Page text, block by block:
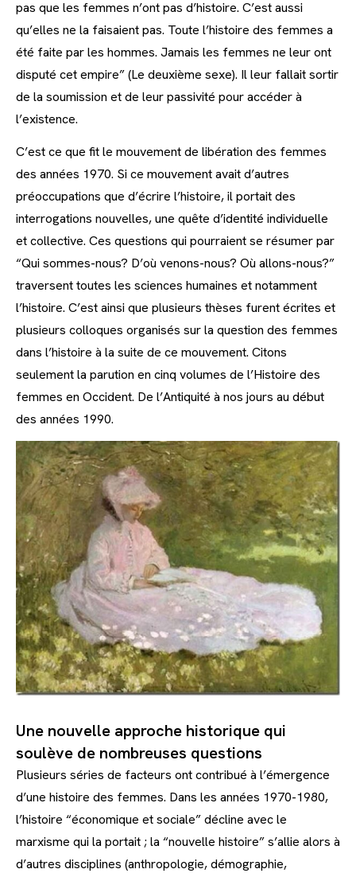
pas que les femmes n’ont pas d’histoire. C’est aussi
qu’elles ne la faisaient pas. Toute l’histoire des femmes a
été faite par les hommes. Jamais les femmes ne leur ont
disputé cet empire” (Le deuxième sexe). Il leur fallait sortir
de la soumission et de leur passivité pour accéder à
l’existence.
C’est ce que fit le mouvement de libération des femmes
des années 1970. Si ce mouvement avait d’autres
préoccupations que d’écrire l’histoire, il portait des
interrogations nouvelles, une quête d’identité individuelle
et collective. Ces questions qui pourraient se résumer par
“Qui sommes-nous? D’où venons-nous? Où allons-nous?”
traversent toutes les sciences humaines et notamment
l’histoire. C’est ainsi que plusieurs thèses furent écrites et
plusieurs colloques organisés sur la question des femmes
dans l’histoire à la suite de ce mouvement. Citons
seulement la parution en cinq volumes de l’Histoire des
femmes en Occident. De l’Antiquité à nos jours au début
des années 1990.
Une nouvelle approche historique qui
soulève de nombreuses questions
Plusieurs séries de facteurs ont contribué à l’émergence
d’une histoire des femmes. Dans les années 1970-1980,
l’histoire “économique et sociale” décline avec le
marxisme qui la portait ; la “nouvelle histoire” s’allie alors à
d’autres disciplines (anthropologie, démographie,